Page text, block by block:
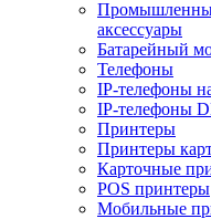
аксессуары
Батарейный
Телефоны
IP-телефоны
IP-телефоны
Принтеры
Принтеры
Карточные
POS принтеры
Мобильные